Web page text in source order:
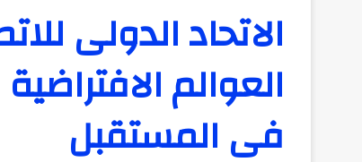
الاتحاد الدولى
العوالم
فى المستقبل